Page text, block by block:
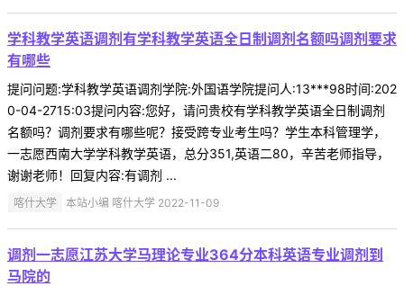
学科教学英语调剂有学科教学英语全日制调剂名额吗调剂要求
有哪些
提问问题:学科教学英语调剂学院:外国语学院提问人:13***98时间:202
0-04-2715:03提问内容:您好，请问贵校有学科教学英语全日制调剂
名额吗？调剂要求有哪些呢？接受跨专业考生吗？学生本科管理学，
一志愿西南大学学科教学英语，总分351,英语二80，辛苦老师指导，
谢谢老师！回复内容:有调剂 ...
喀什大学 本站小编 喀什大学 2022-11-09
调剂一志愿江苏大学马理论专业364分本科英语专业调剂到
马院的